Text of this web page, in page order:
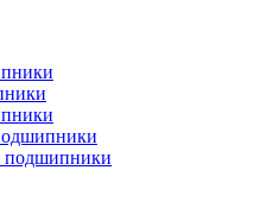
подшипники